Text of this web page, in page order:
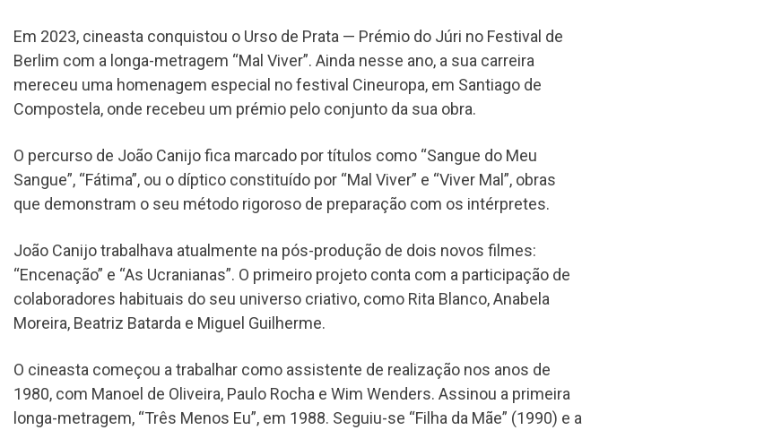
Em 2023, cineasta conquistou o Urso de Prata — Prémio do Júri no Festival de
Berlim com a longa-metragem “Mal Viver”. Ainda nesse ano, a sua carreira
mereceu uma homenagem especial no festival Cineuropa, em Santiago de
Compostela, onde recebeu um prémio pelo conjunto da sua obra.
O percurso de João Canijo fica marcado por títulos como “Sangue do Meu
Sangue”, “Fátima”, ou o díptico constituído por “Mal Viver” e “Viver Mal”, obras
que demonstram o seu método rigoroso de preparação com os intérpretes.
João Canijo trabalhava atualmente na pós-produção de dois novos filmes:
“Encenação” e “As Ucranianas”. O primeiro projeto conta com a participação de
colaboradores habituais do seu universo criativo, como Rita Blanco, Anabela
Moreira, Beatriz Batarda e Miguel Guilherme.
O cineasta começou a trabalhar como assistente de realização nos anos de
1980, com Manoel de Oliveira, Paulo Rocha e Wim Wenders. Assinou a primeira
longa-metragem, “Três Menos Eu”, em 1988. Seguiu-se “Filha da Mãe” (1990) e a